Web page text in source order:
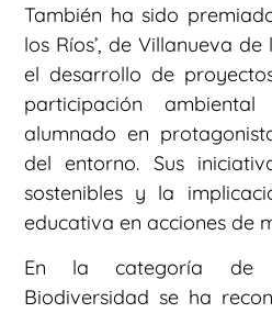
También ha sido
los Ríos’, de Villanueva
el desarrollo de
participación
alumnado en
del entorno. Sus
sostenibles y la
educativa en acciones de
En la categoría de
Biodiversidad se ha